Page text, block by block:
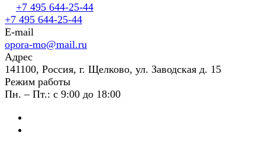
+7 495 644-25-44
+7 495 644-25-44
E-mail
opora-mo@mail.ru
Адрес
141100, Россия, г. Щелково, ул. Заводская д. 15
Режим работы
Пн. – Пт.: с 9:00 до 18:00